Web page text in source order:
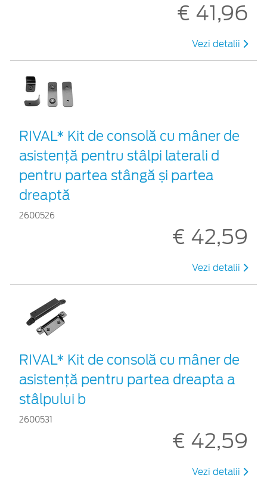
€ 41,96
Vezi detalii
RIVAL* Kit de consolă cu mâner de
asistență pentru stâlpi laterali d
pentru partea stângă și partea
dreaptă
2600526
€ 42,59
Vezi detalii
RIVAL* Kit de consolă cu mâner de
asistență pentru partea dreapta a
stâlpului b
2600531
€ 42,59
Vezi detalii